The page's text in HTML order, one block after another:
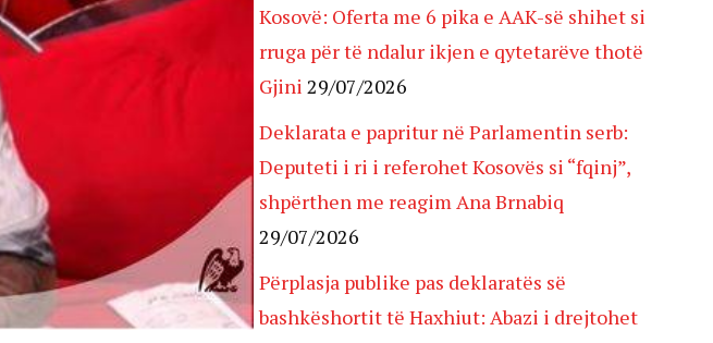
Kosovë: Oferta me 6 pika e AAK-së shihet si
rruga për të ndalur ikjen e qytetarëve thotë
Gjini 29/07/2026
Deklarata e papritur në Parlamentin serb:
Deputeti i ri i referohet Kosovës si “fqinj”,
shpërthen me reagim Ana Brnabiq
29/07/2026
Përplasja publike pas deklaratës së
bashkëshortit të Haxhiut: Abazi i drejtohet